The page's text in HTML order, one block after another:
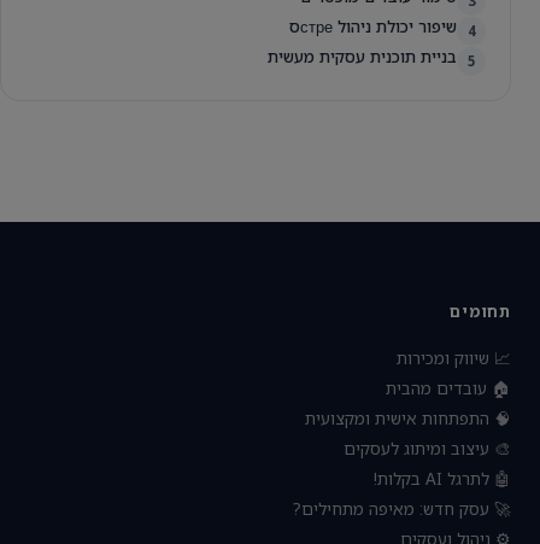
4 שיפור יכולת ניהול стреס
5 בניית תוכנית עסקית מעשית
תחומים
📈 שיווק ומכירות
🏠 עובדים מהבית
🧠 התפתחות אישית ומקצועית
🎨 עיצוב ומיתוג לעסקים
🤖 לתרגל AI בקלות!
🚀 עסק חדש: מאיפה מתחילים?
⚙️ ניהול ועסקים